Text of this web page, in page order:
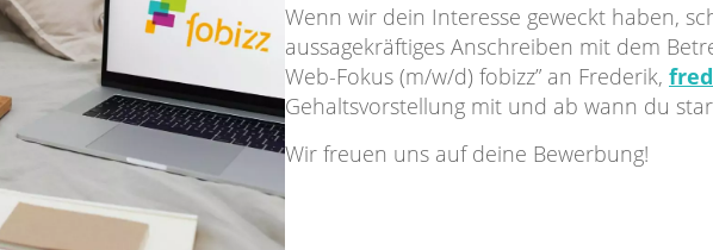
Wenn wir dein Interesse geweckt haben,
aussagekräftiges Anschreiben mit dem
Web-Fokus (m/w/d) fobizz” an Frederik,
Gehaltsvorstellung mit und ab wann du
Wir freuen uns auf deine Bewerbung!